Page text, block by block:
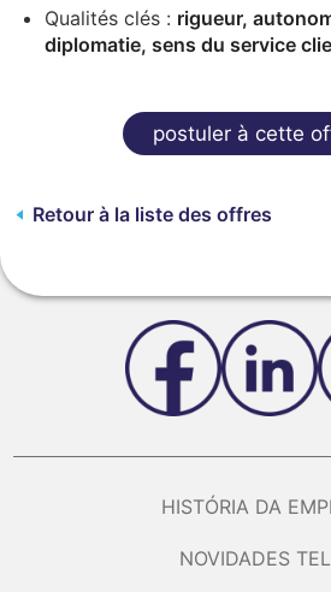
Qualités clés : rigueur,
diplomatie, sens du service
postuler à cette
Retour à la liste des offres
HISTÓRIA DA
NOVIDADES